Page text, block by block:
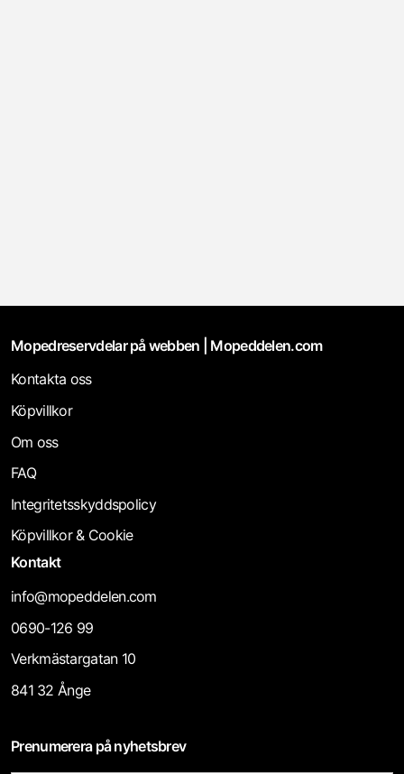
Mopedreservdelar på webben | Mopeddelen.com
Kontakta oss
Köpvillkor
Om oss
FAQ
Integritetsskyddspolicy
Köpvillkor & Cookie
Kontakt
info@mopeddelen.com
0690-126 99
Verkmästargatan 10
841 32 Ånge
Prenumerera på nyhetsbrev